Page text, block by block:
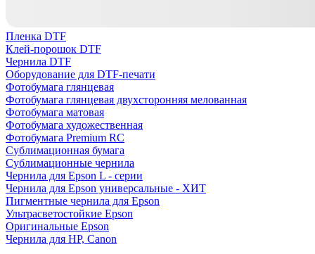
Пленка DTF
Клей-порошок DTF
Чернила DTF
Оборудование для DTF-печати
Фотобумага глянцевая
Фотобумага глянцевая двухсторонняя мелованная
Фотобумага матовая
Фотобумага художественная
Фотобумага Premium RC
Сублимационная бумага
Сублимационные чернила
Чернила для Epson L - серии
Чернила для Epson универсальные - ХИТ
Пигментные чернила для Epson
Ультрасветостойкие Epson
Оригинальные Epson
Чернила для HP, Canon